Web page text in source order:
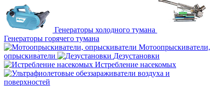
Генераторы холодного тумана
Генераторы горячего тумана
Мотоопрыскиватели,
опрыскиватели
Дезустановки
Истребление насекомых